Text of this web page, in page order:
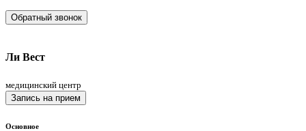
Обратный звонок
Ли Вест
медицинский центр
Запись на прием
Основное